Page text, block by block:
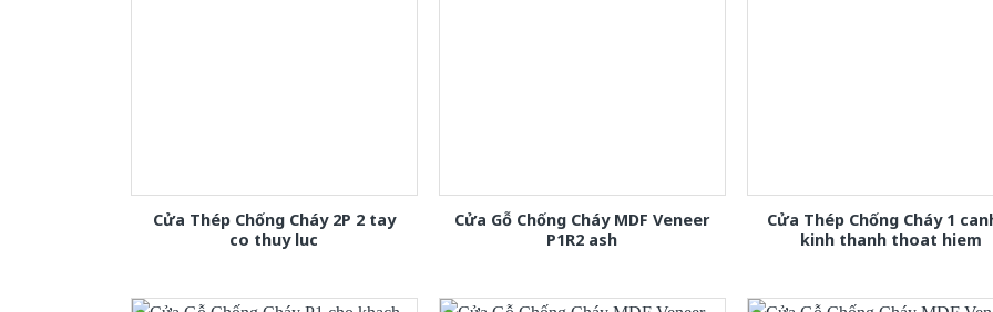
Cửa Thép Chống Cháy 2P 2 tay
co thuy luc
Cửa Gỗ Chống Cháy MDF Veneer
P1R2 ash
Cửa Thép Chống Cháy 1
kinh thanh thoat hiem